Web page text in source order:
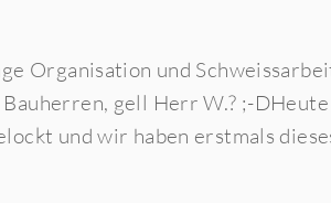
Organisation und
gell Herr W.? ;-DHeute
und wir haben erstmals